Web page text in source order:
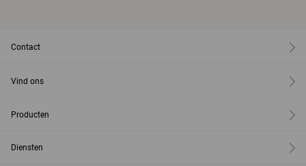
Contact
Vind ons
Producten
Diensten